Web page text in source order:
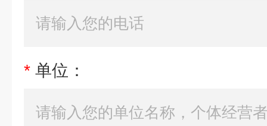
* 单位：